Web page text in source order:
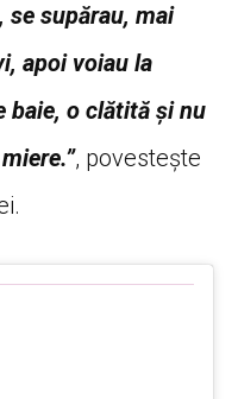
se supărau, mai
apoi voiau la
baie, o clătită şi nu
, povesteşte